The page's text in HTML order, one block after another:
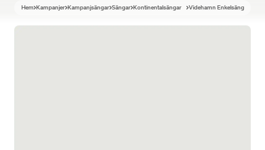
Hem Kampanjer Kampanjsängar Sängar Kontinentalsängar Videhamn Enkelsäng